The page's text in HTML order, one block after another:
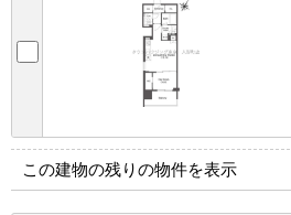
この建物の残りの物件を表示